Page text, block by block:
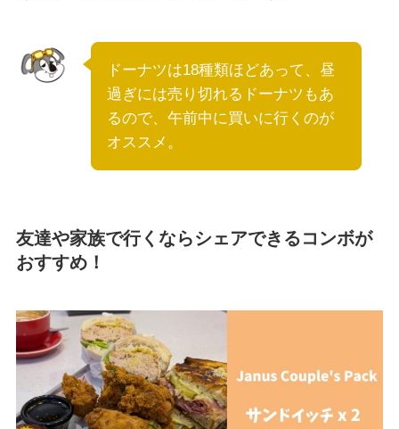
ドーナツは18種類ほどあって、昼
過ぎには売り切れるドーナツもあ
るので、午前中に買いに行くのが
オススメ。
友達や家族で行くならシェアできるコンボが
おすすめ！